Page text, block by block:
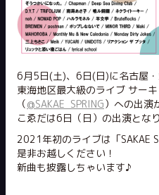
6月5日(土)、6日(日)に名古屋・
東海地区最大級のライブ サー
（@SAKAE_SPRING）への出演
こゑだは6日（日）の出演となり
2021年初のライブは「SAKAE
是非お越しください！
新曲も披露しちゃいます♪